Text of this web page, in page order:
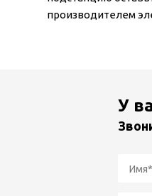
производителем
У